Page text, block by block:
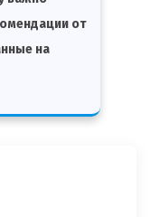
от
на